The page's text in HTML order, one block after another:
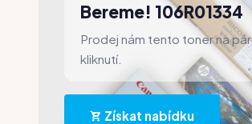
Bereme! 106R01334
Prodej nám tento toner na pár
kliknutí.
Získat nabídku